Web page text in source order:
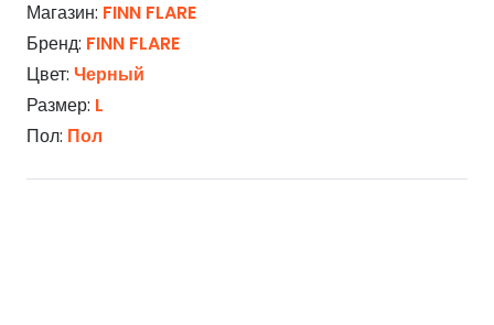
Магазин: FINN FLARE
Бренд: FINN FLARE
Цвет: Черный
Размер: L
Пол: Пол